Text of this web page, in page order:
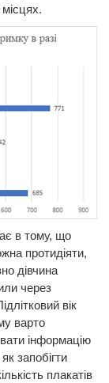
в тому, що
протидіяти,
дівчина
через
вік
варто
інформацію
запобігти
плакатів